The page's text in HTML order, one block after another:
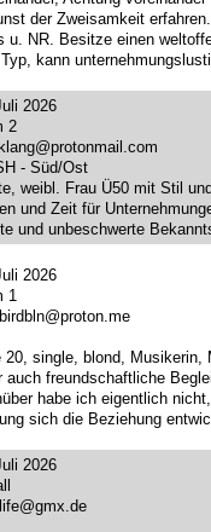
der Zweisamkeit
u. NR. Besitze einen
kann
2026
2
protonmail.com
- Süd/Ost
weibl. Frau Ü50 mit Stil
und Zeit für
und unbeschwerte
2026
1
proton.me
20, single, blond, Musikerin,
auch freundschaftliche
habe ich eigentlich
sich die Beziehung
2026
gmx.de